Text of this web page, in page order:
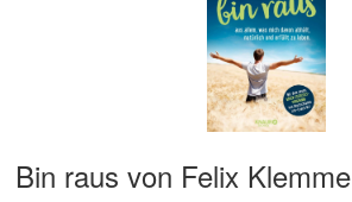
Bin raus von Felix Klemme